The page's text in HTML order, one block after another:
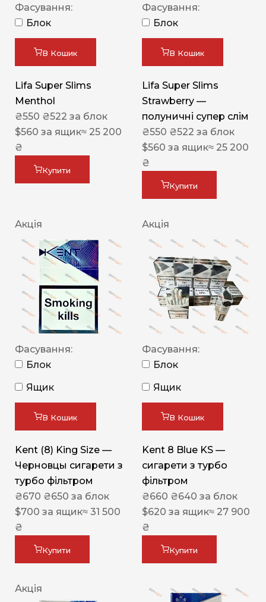
Фасування:
Блок
В Кошик
Lifa Super Slims
Menthol
₴550 ₴522 за блок
$560 за ящик≈ 25 200
₴
Купити
Фасування:
Блок
В Кошик
Lifa Super Slims
Strawberry —
полуничні супер слім
₴550 ₴522 за блок
$560 за ящик≈ 25 200
₴
Купити
Акція
Фасування:
Блок
Ящик
В Кошик
Kent (8) King Size —
Черновцы сигарети з
турбо фільтром
₴670 ₴650 за блок
$700 за ящик≈ 31 500
₴
Купити
Акція
Фасування:
Блок
Ящик
В Кошик
Kent 8 Blue KS —
сигарети з турбо
фільтром
₴660 ₴640 за блок
$620 за ящик≈ 27 900
₴
Купити
Акція